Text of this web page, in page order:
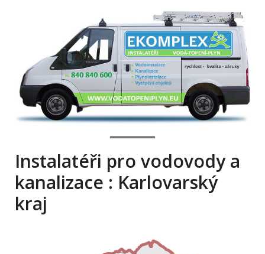
Instalatéři pro vodovody a
kanalizace : Karlovarský
kraj